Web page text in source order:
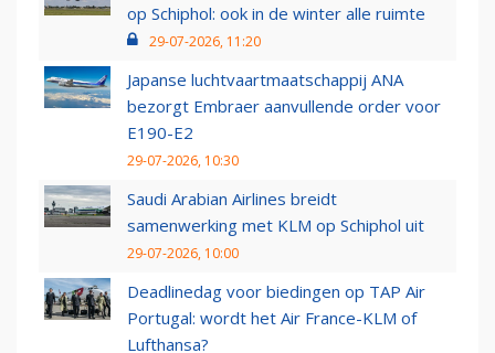
op Schiphol: ook in de winter alle ruimte
29-07-2026, 11:20
Japanse luchtvaartmaatschappij ANA
bezorgt Embraer aanvullende order voor
E190-E2
29-07-2026, 10:30
Saudi Arabian Airlines breidt
samenwerking met KLM op Schiphol uit
29-07-2026, 10:00
Deadlinedag voor biedingen op TAP Air
Portugal: wordt het Air France-KLM of
Lufthansa?